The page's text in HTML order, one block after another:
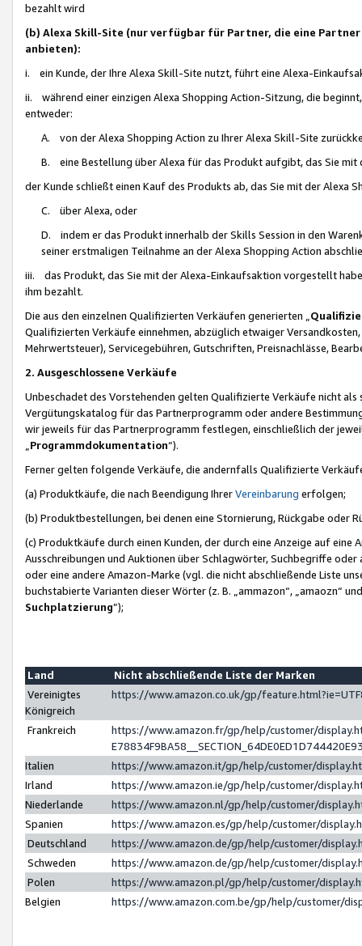
bezahlt wird
(b) Alexa Skill-Site (nur verfügbar für Partner, die eine
anbieten):
i. ein Kunde, der Ihre Alexa Skill-Site nutzt, führt eine Alexa-
ii. während einer einzigen Alexa Shopping Action-Sitzung, die
entweder:
A. von der Alexa Shopping Action zu Ihrer Alexa Skill-Site
B. eine Bestellung über Alexa für das Produkt aufgibt, das Sie mit
der Kunde schließt einen Kauf des Produkts ab, das Sie mit der Alexa
C. über Alexa, oder
D. indem er das Produkt innerhalb der Skills Session in den
seiner erstmaligen Teilnahme an der Alexa Shopping Action
iii. das Produkt, das Sie mit der Alexa-Einkaufsaktion vorgestellt
ihm bezahlt.
Die aus den einzelnen Qualifizierten Verkäufen generierten „
Qualifizierten Verkäufe einnehmen, abzüglich etwaiger
Mehrwertsteuer), Servicegebühren, Gutschriften, Preisnachlässe,
2. Ausgeschlossene Verkäufe
Unbeschadet des Vorstehenden gelten Qualifizierte Verkäufe nicht
Vergütungskatalog für das Partnerprogramm oder andere
wir jeweils für das Partnerprogramm festlegen, einschließlich der
Programmdokumentation“).
Ferner gelten folgende Verkäufe, die andernfalls Qualifizierte
(a) Produktkäufe, die nach Beendigung IhrerVereinbarung erfolgen;
(b) Produktbestellungen, bei denen eine Stornierung, Rückgabe oder
(c) Produktkäufe durch einen Kunden, der durch eine Anzeige auf
Ausschreibungen und Auktionen über Schlagwörter, Suchbegriffe
oder eine andere Amazon-Marke (vgl. die nicht abschließende Liste
buchstabierte Varianten dieser Wörter (z. B. „ammazon“, „amaozn“
Suchplatzierung”);
Land
Nicht abschließende Liste der Marken
Vereinigtes
Königreich
https://www.amazon.co.uk/gp/
Frankreich
https://www.amazon.fr/gp/help/customer/
Italien
https://www.amazon.it/gp/help/customer/
Irland
https://www.amazon.ie/gp/help/customer/
Niederlande
https://www.amazon.nl/gp/help/customer/
Spanien
https://www.amazon.es/gp/help/customer/
Deutschland
https://www.amazon.de/gp/help/customer/
Schweden
https://www.amazon.de/gp/help/customer/
Polen
https://www.amazon.pl/gp/help/customer/
Belgien
https://www.amazon.com.be/gp/help/customer/